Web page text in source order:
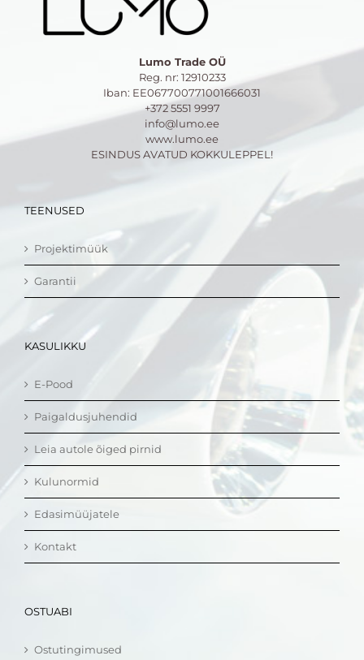
Lumo Trade OÜ
Reg. nr: 12910233
Iban: EE067700771001666031
+372 5551 9997
info@lumo.ee
www.lumo.ee
ESINDUS AVATUD KOKKULEPPEL!
TEENUSED
Projektimüük
Garantii
KASULIKKU
E-Pood
Paigaldusjuhendid
Leia autole õiged pirnid
Kulunormid
Edasimüüjatele
Kontakt
OSTUABI
Ostutingimused